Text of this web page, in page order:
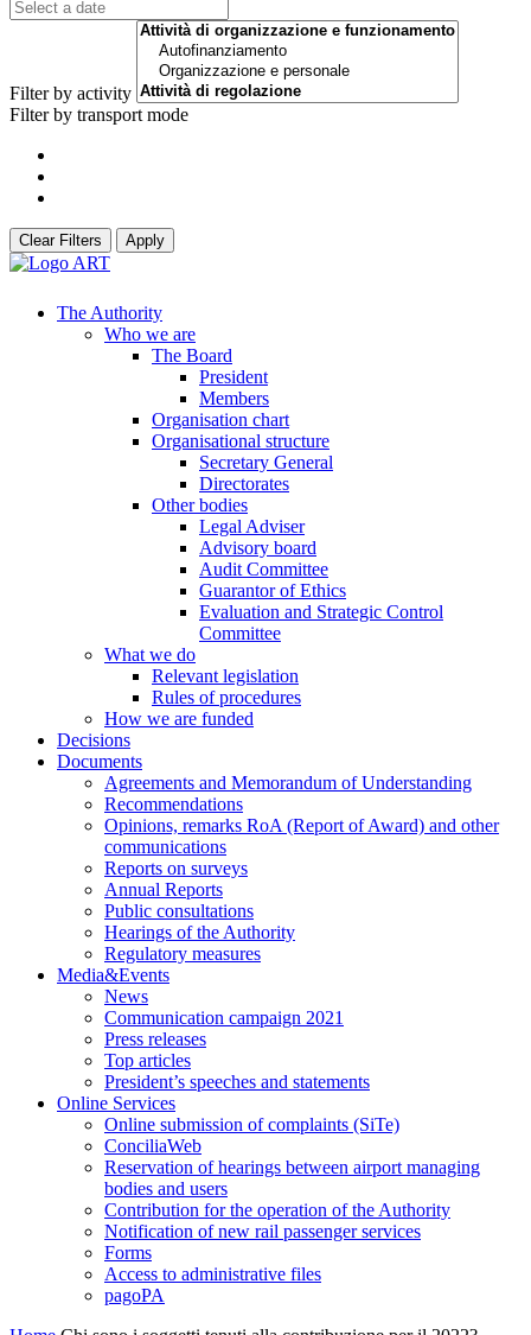
Filter by activity
Filter by transport mode
Clear Filters Apply
The Authority
Who we are
The Board
President
Members
Organisation chart
Organisational structure
Secretary General
Directorates
Other bodies
Legal Adviser
Advisory board
Audit Committee
Guarantor of Ethics
Evaluation and Strategic Control
Committee
What we do
Relevant legislation
Rules of procedures
How we are funded
Decisions
Documents
Agreements and Memorandum of Understanding
Recommendations
Opinions, remarks RoA (Report of Award) and other
communications
Reports on surveys
Annual Reports
Public consultations
Hearings of the Authority
Regulatory measures
Media&Events
News
Communication campaign 2021
Press releases
Top articles
President’s speeches and statements
Online Services
Online submission of complaints (SiTe)
ConciliaWeb
Reservation of hearings between airport managing
bodies and users
Contribution for the operation of the Authority
Notification of new rail passenger services
Forms
Access to administrative files
pagoPA